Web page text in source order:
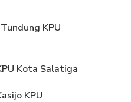
KPU
Kota Salatiga
KPU